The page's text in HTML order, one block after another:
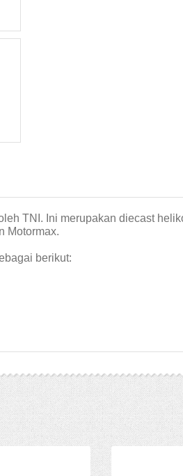
TNI. Ini merupakan diecast
Motormax.
berikut: